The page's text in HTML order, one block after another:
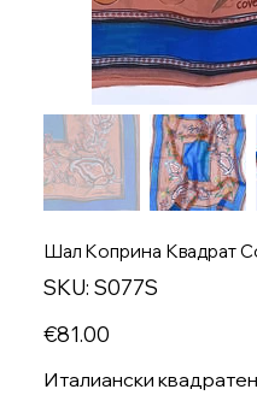
Шал Kоприна Квадрат
SKU: SKU
S077S
S077S
Price
€81.00
Италиански